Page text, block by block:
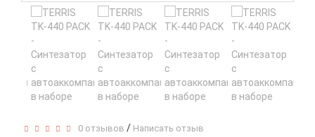
0 отзывов / Написать отзыв